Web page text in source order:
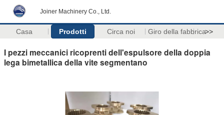
Joiner Machinery Co., Ltd.
Casa Prodotti Circa noi Giro della fabbrica>>
I pezzi meccanici ricoprenti dell'espulsore della doppia
lega bimetallica della vite segmentano